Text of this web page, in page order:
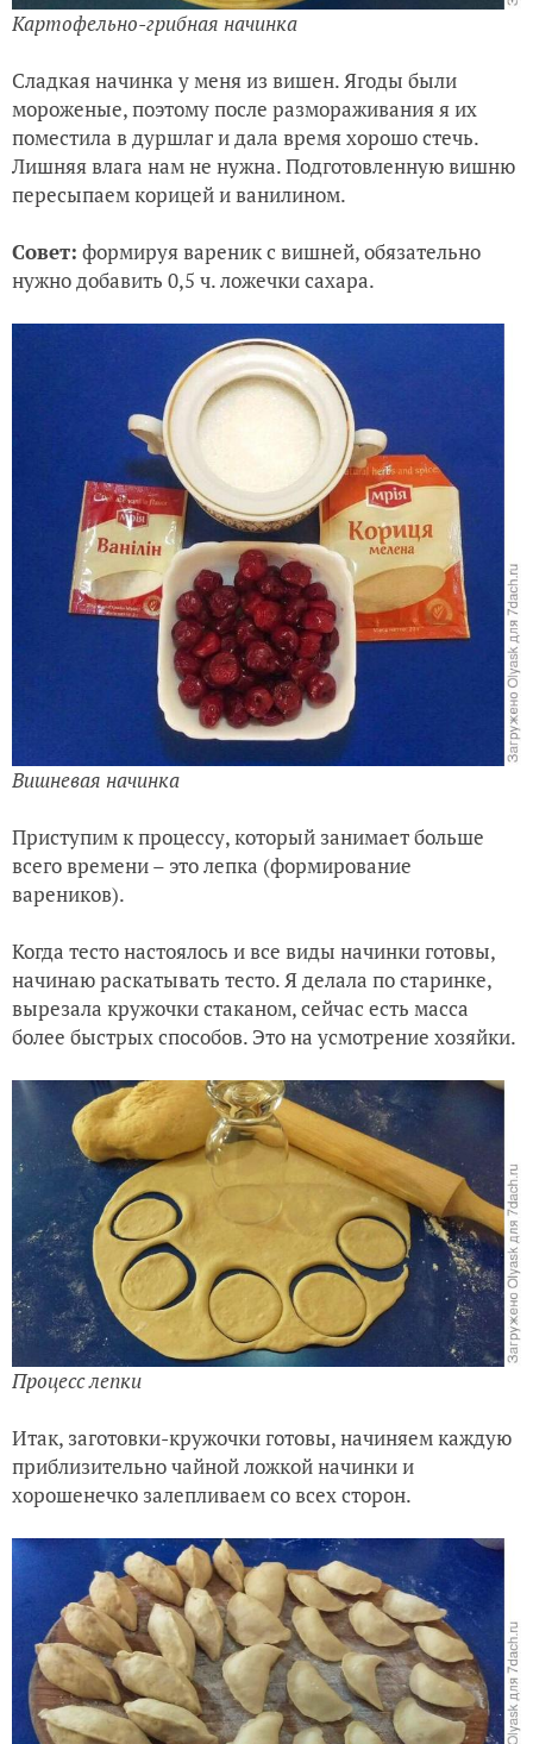
Картофельно-грибная начинка
Сладкая начинка у меня из вишен. Ягоды были
мороженые, поэтому после размораживания я их
поместила в дуршлаги дала время хорошо стечь.
Лишняя влага нам не нужна.Подготовленную вишню
пересыпаем корицей и ванилином.
Совет: формируя вареник с вишней, обязательно
нужно добавить 0,5 ч. ложечки сахара.
Вишневая начинка
Приступим к процессу, который занимает больше
всего времени – это лепка (формирование
вареников).
Когда тесто настоялось и все виды начинки готовы,
начинаю раскатывать тесто. Я делала по старинке,
вырезала кружочки стаканом, сейчас есть масса
более быстрых способов. Это на усмотрение хозяйки.
Процесс лепки
Итак, заготовки-кружочки готовы, начиняем каждую
приблизительно чайной ложкой начинки и
хорошенечко залепливаем со всех сторон.